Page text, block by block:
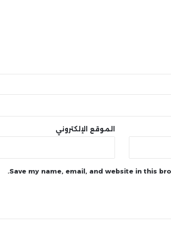
الموقع الإلكتروني
Save my name, email, and website in this